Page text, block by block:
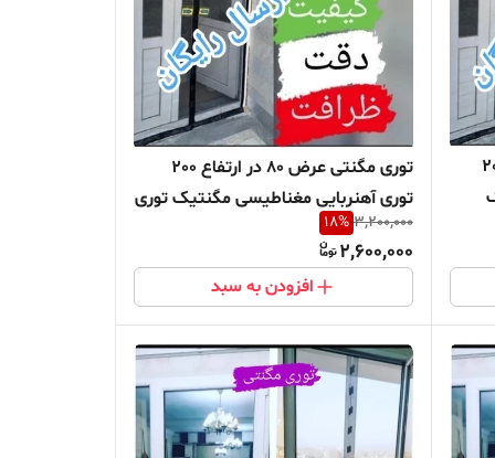
205
توری مگنتی عرض 80 در ارتفاع 200
توری آهنربایی مغناطیسی مگنتیک توری
پشه پشه بند پرده مگنتی پرده توری
بالکن توری مغازه پرده مغازه
3,200,000
18%
2,600,000
افزودن به سبد